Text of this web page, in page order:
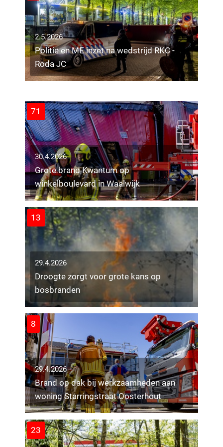
2.5.2026
Politie en ME inzet na wedstrijd RKC -
Roda JC
8
30.4.2026
Rustige demonstratie rond opvang
statushouders in Tilburg
71
30.4.2026
Grote brand Kwantum op
winkelboulevard in Waalwijk
13
29.4.2026
Droogte zorgt voor grote kans op
bosbranden
8
29.4.2026
Brand op dak bij werkzaamheden aan
woning Starringstraat Oosterhout
23